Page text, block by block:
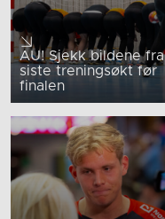
AU! Sjekk bildene fra
siste treningsøkt før
finalen